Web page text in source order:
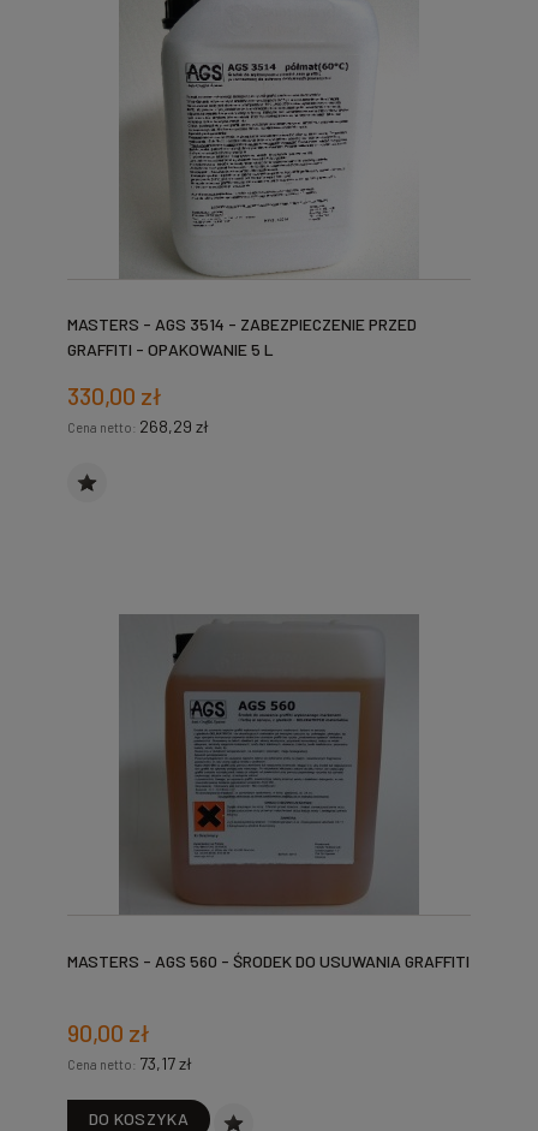
MASTERS - AGS 3514 - ZABEZPIECZENIE PRZED
GRAFFITI - OPAKOWANIE 5 L
330,00 zł
Cena netto: 268,29 zł
MASTERS - AGS 560 - ŚRODEK DO USUWANIA GRAFFITI
90,00 zł
Cena netto: 73,17 zł
DO KOSZYKA